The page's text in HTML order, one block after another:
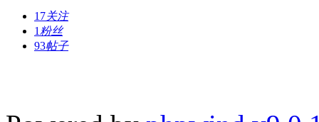
17关注
1 粉丝
93帖子